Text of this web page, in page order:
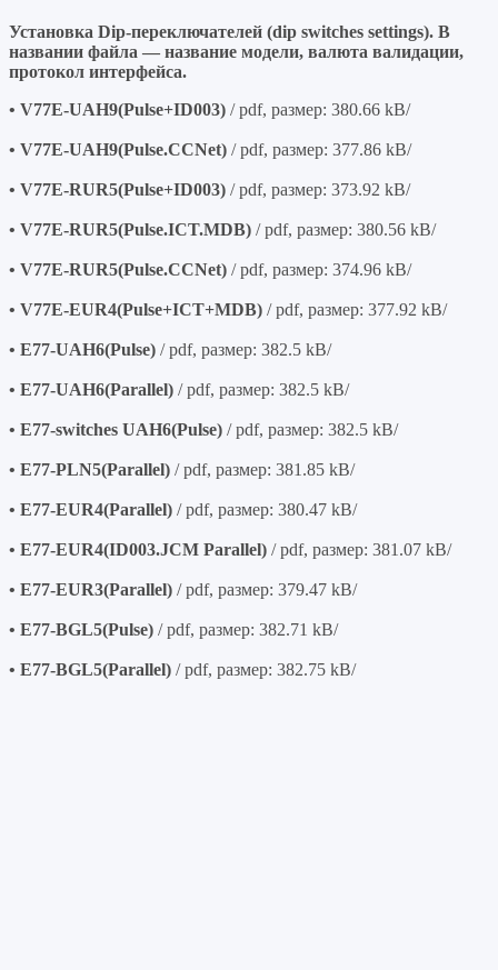
Установка Dip-переключателей (dip switches settings). В
названии файла — название модели, валюта валидации,
протокол интерфейса.
• V77E-UAH9(Pulse+ID003) / pdf, размер: 380.66 kB/
• V77E-UAH9(Pulse.CCNet) / pdf, размер: 377.86 kB/
• V77E-RUR5(Pulse+ID003) / pdf, размер: 373.92 kB/
• V77E-RUR5(Pulse.ICT.MDB) / pdf, размер: 380.56 kB/
• V77E-RUR5(Pulse.CCNet) / pdf, размер: 374.96 kB/
• V77E-EUR4(Pulse+ICT+MDB) / pdf, размер: 377.92 kB/
• E77-UAH6(Pulse) / pdf, размер: 382.5 kB/
• E77-UAH6(Parallel) / pdf, размер: 382.5 kB/
• E77-switches UAH6(Pulse) / pdf, размер: 382.5 kB/
• E77-PLN5(Parallel) / pdf, размер: 381.85 kB/
• E77-EUR4(Parallel) / pdf, размер: 380.47 kB/
• E77-EUR4(ID003.JCM Parallel) / pdf, размер: 381.07 kB/
• E77-EUR3(Parallel) / pdf, размер: 379.47 kB/
• E77-BGL5(Pulse) / pdf, размер: 382.71 kB/
• E77-BGL5(Parallel) / pdf, размер: 382.75 kB/